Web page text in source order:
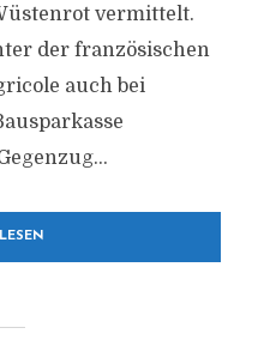
vermittelt.
der französischen
auch bei